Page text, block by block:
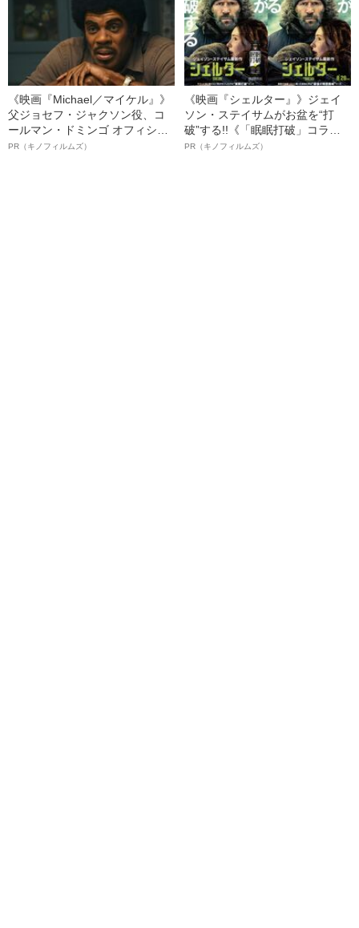
《映画『Michael／マイケル』》
父ジョセフ・ジャクソン役、コ
ールマン・ドミンゴ オフィシャ
ルインタビュー“観客を魅了した
PR（キノフィルムズ）
《映画『シェルター』》ジェイ
ソン・ステイサムがお盆を“打
破”する!!《「眠眠打破」コラ
ボ》
PR（キノフィルムズ）